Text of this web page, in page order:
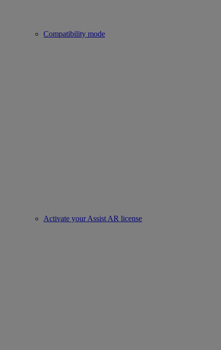
Compatibility mode
Activate your Assist AR license